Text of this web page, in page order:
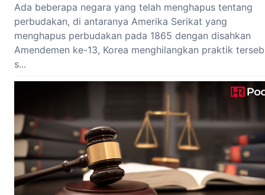
Ada beberapa negara yang telah menghapus tentang
perbudakan, di antaranya Amerika Serikat yang
menghapus perbudakan pada 1865 dengan disahkan
Amendemen ke-13, Korea menghilangkan praktik
s...